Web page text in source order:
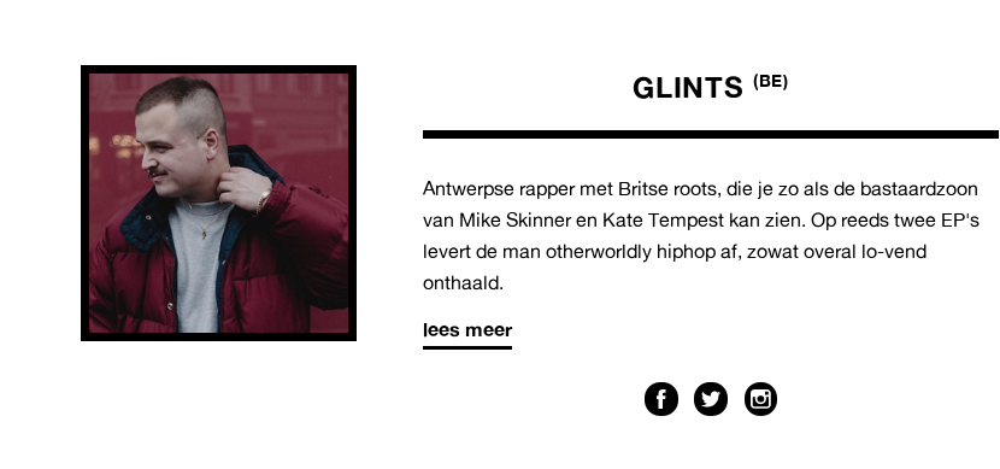
GLINTS (BE)
Antwerpse rapper met Britse roots, die je zo als de bastaardzoon
van Mike Skinner en Kate Tempest kan zien. Op reeds twee EP's
levert de man otherworldly hiphop af, zowat overal lo-vend
onthaald.
lees meer